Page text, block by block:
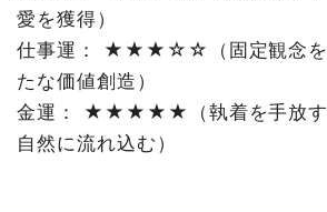
愛を獲得）
仕事運： ★★★☆☆（固定観念を
たな価値創造）
金運： ★★★★★（執着を手放す
自然に流れ込む）